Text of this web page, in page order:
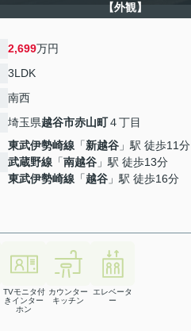
【外観】
2,699万円
3LDK
南西
埼玉県越谷市赤山町４丁目
東武伊勢崎線 「新越谷 」駅 徒歩11分
武蔵野線 「南越谷 」駅 徒歩13分
東武伊勢崎線 「越谷 」駅 徒歩16分
TVモニタ付
きインター
ホン
カウンター
キッチン
エレベータ
ー